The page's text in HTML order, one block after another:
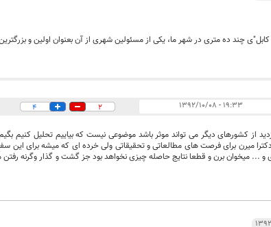
چند ده متری در شهر ما، یکی از مسئولین شهری از آن بعنوان اولین و
۱۹:۳۳ - ۱۳۹۲/۱۰/۰۸ 2
4
از کشورهای دیگر می تواند موثر باشد موضوعی نیست که بیاییم تحلیل کنیم
میرن برای فرصت های مطالعاتی و تحقیقاتی ولی خرده ای که میشه برای این
و ... میخوان برن و قطعا نتایج حاصله چیزی نخواهد بود جز گشت و گذار وگرنه